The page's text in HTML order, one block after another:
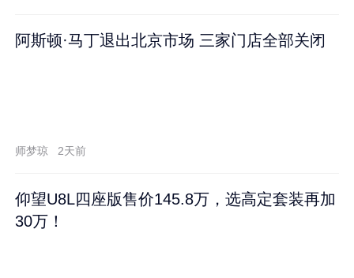
阿斯顿·马丁退出北京市场 三家门店全部关闭
师梦琼 2天前
仰望U8L四座版售价145.8万，选高定套装再加
30万！